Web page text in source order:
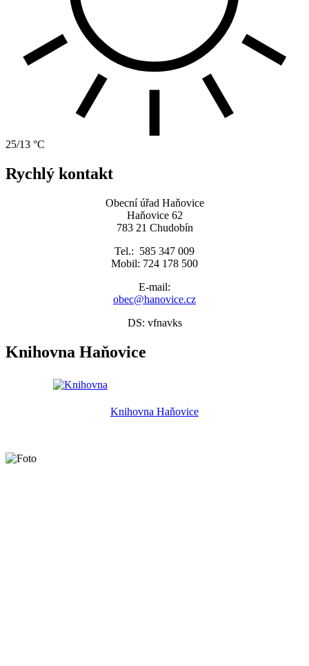
25/13 °C
Rychlý kontakt
Obecní úřad Haňovice
Haňovice 62
783 21 Chudobín
Tel.: 585 347 009
Mobil: 724 178 500
E-mail:
obec@hanovice.cz
DS: vfnavks
Knihovna Haňovice
Knihovna Haňovice